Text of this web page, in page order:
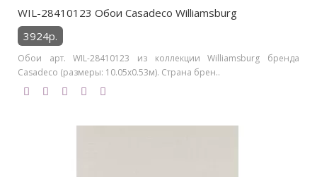
WIL-28410123 Обои Casadeco Williamsburg
3924р.
Обои арт. WIL-28410123 из коллекции Williamsburg бренда
Casadeco (размеры: 10.05х0.53м). Страна брен..